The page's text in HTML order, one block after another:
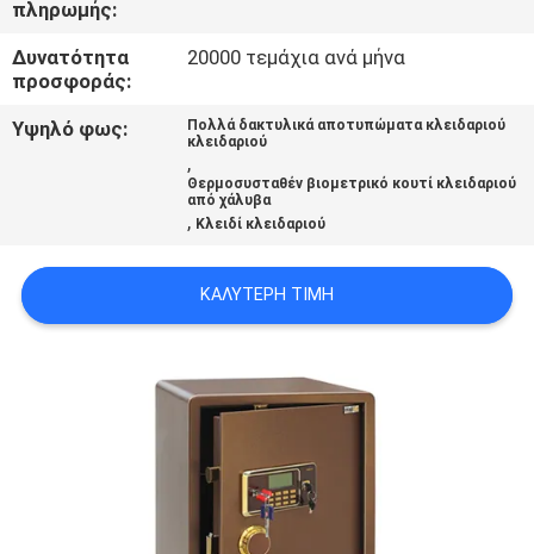
ΖΗΤΉΣΤΕ
ΈΝΑ
ΑΠΌΣΠΑΣΜΑ
POLICY
πληρωμής:
Δυνατότητα
προσφοράς:
20000 τεμάχια ανά μήνα
Υψηλό φως:
Πολλά δακτυλικά αποτυπώματα κλειδαριού
κλειδαριού
,
Θερμοσυσταθέν βιομετρικό κουτί κλειδαριού
από χάλυβα
, Κλειδί κλειδαριού
ΚΑΛΎΤΕΡΗ ΤΙΜΉ